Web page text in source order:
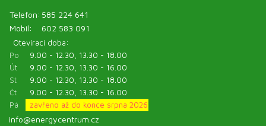
Telefon: 585 224 641
Mobil:
602 583 091
Otevírací doba:
Po
9.00 - 12.30, 13.30 - 18.00
Út
9.00 - 12.30, 13.30 - 16.00
St
9.00 - 12.30, 13.30 - 18.00
Čt
9.00 - 12.30, 13.30 - 16.00
Pá
zavřeno až do konce srpna 2026
info@energycentrum.cz